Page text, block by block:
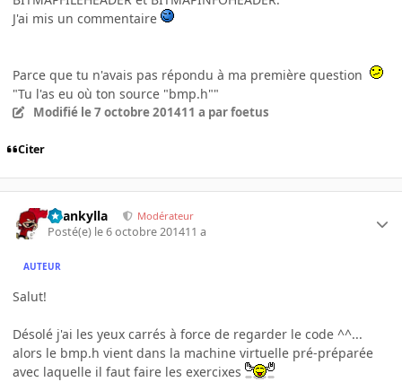
J'ai mis un commentaire
Parce que tu n'avais pas répondu à ma première question
"Tu l'as eu où ton source "bmp.h""
Modifié le 7 octobre 201411 a par foetus
Citer
beankylla Modérateur
Posté(e) le 6 octobre 201411 a
AUTEUR
Salut!
Désolé j'ai les yeux carrés à force de regarder le code ^^...
alors le bmp.h vient dans la machine virtuelle pré-préparée
avec laquelle il faut faire les exercixes